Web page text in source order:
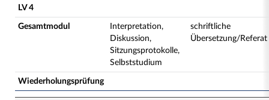
LV 4
Gesamtmodul
Interpretation,
Diskussion,
Sitzungsprotokolle,
Selbststudium
schriftliche
Übersetzung/Referat
Wiederholungsprüfung